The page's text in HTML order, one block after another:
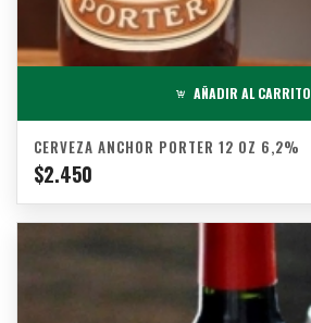
AÑADIR AL CARRITO
CERVEZA ANCHOR PORTER 12 OZ 6,2%
$2.450